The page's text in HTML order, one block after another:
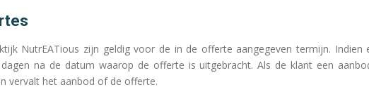
NutrEATious zijn geldig voor de in de offerte aangegeven termijn.
na de datum waarop de offerte is uitgebracht. Als de klant een
vervalt het aanbod of de offerte.